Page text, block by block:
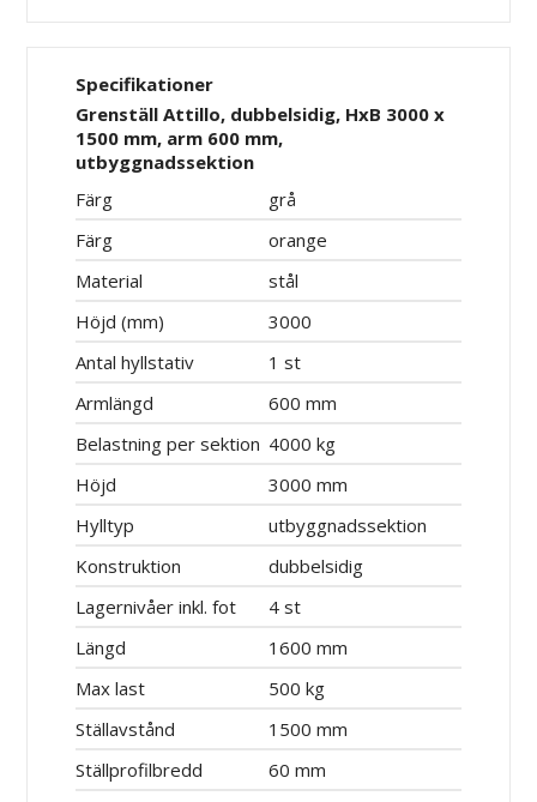
Specifikationer
Grenställ Attillo, dubbelsidig, HxB 3000 x
1500 mm, arm 600 mm,
utbyggnadssektion
Färg
grå
Färg
orange
Material
stål
Höjd (mm)
3000
Antal hyllstativ
1 st
Armlängd
600 mm
Belastning per sektion 4000 kg
Höjd
3000 mm
Hylltyp
utbyggnadssektion
Konstruktion
dubbelsidig
Lagernivåer inkl. fot
4 st
Längd
1600 mm
Max last
500 kg
Ställavstånd
1500 mm
Ställprofilbredd
60 mm